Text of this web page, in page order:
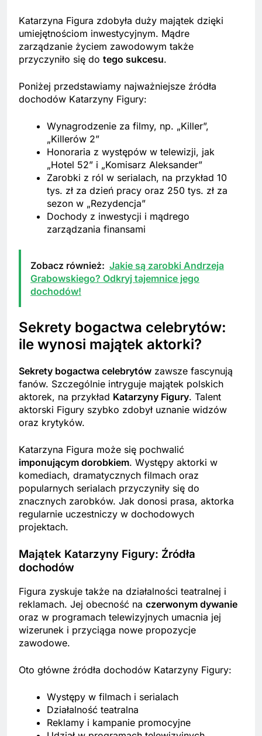
Katarzyna Figura zdobyła duży majątek dzięki
umiejętnościom inwestycyjnym. Mądre
zarządzanie życiem zawodowym także
przyczyniło się do tego sukcesu.
Poniżej przedstawiamy najważniejsze źródła
dochodów Katarzyny Figury:
Wynagrodzenie za filmy, np. „Killer”,
„Killerów 2”
Honoraria z występów w telewizji, jak
„Hotel 52” i „Komisarz Aleksander”
Zarobki z ról w serialach, na przykład 10
tys. zł za dzień pracy oraz 250 tys. zł za
sezon w „Rezydencja”
Dochody z inwestycji i mądrego
zarządzania finansami
Zobacz również: Jakie są zarobki Andrzeja
Grabowskiego? Odkryj tajemnice jego
dochodów!
Sekrety bogactwa celebrytów:
ile wynosi majątek aktorki?
Sekrety bogactwa celebrytów zawsze fascynują
fanów. Szczególnie intryguje majątek polskich
aktorek, na przykład Katarzyny Figury. Talent
aktorski Figury szybko zdobył uznanie widzów
oraz krytyków.
Katarzyna Figura może się pochwalić
imponującym dorobkiem. Występy aktorki w
komediach, dramatycznych filmach oraz
popularnych serialach przyczyniły się do
znacznych zarobków. Jak donosi prasa, aktorka
regularnie uczestniczy w dochodowych
projektach.
Majątek Katarzyny Figury: Źródła
dochodów
Figura zyskuje także na działalności teatralnej i
reklamach. Jej obecność na czerwonym dywanie
oraz w programach telewizyjnych umacnia jej
wizerunek i przyciąga nowe propozycje
zawodowe.
Oto główne źródła dochodów Katarzyny Figury:
Występy w filmach i serialach
Działalność teatralna
Reklamy i kampanie promocyjne